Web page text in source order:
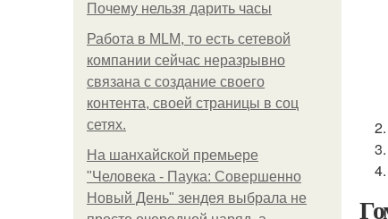
Почему нельзя дарить часы
Работа в MLM, то есть сетевой
компании сейчас неразрывно
связана с создание своего
контента, своей страницы в соц
сетях.
На шанхайской премьере
"Человека - Паука: Совершенно
Новый День" зендея выбрала не